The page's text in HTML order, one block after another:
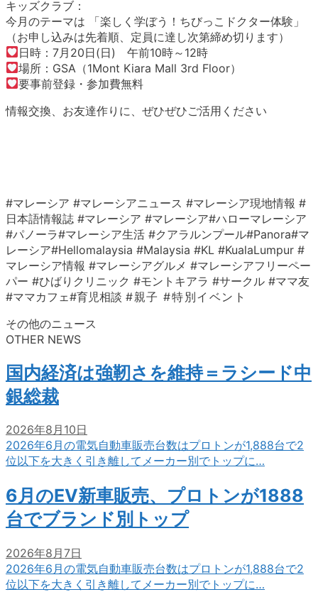
キッズクラブ：
今月のテーマは 「楽しく学ぼう！ちびっこドクター体験」
（お申し込みは先着順、定員に達し次第締め切ります）
日時：7月20日(日) 午前10時～12時
場所：GSA（1Mont Kiara Mall 3rd Floor）
要事前登録・参加費無料
情報交換、お友達作りに、ぜひぜひご活用ください
#マレーシア #マレーシアニュース #マレーシア現地情報 #
日本語情報誌 #マレーシア #マレーシア#ハローマレーシア
#パノーラ#マレーシア生活 #クアラルンプール#Panora#マ
レーシア#Hellomalaysia #Malaysia #KL #KualaLumpur #
マレーシア情報 #マレーシアグルメ #マレーシアフリーペー
パー #ひばりクリニック #モントキアラ #サークル #ママ友
#ママカフェ#育児相談 #親子 #特別イベント
その他のニュース
OTHER NEWS
国内経済は強靭さを維持＝ラシード中
銀総裁
2026年8月10日
2026年6月の電気自動車販売台数はプロトンが1,888台で2
位以下を大きく引き離してメーカー別でトップに…
6月のEV新車販売、プロトンが1888
台でブランド別トップ
2026年8月7日
2026年6月の電気自動車販売台数はプロトンが1,888台で2
位以下を大きく引き離してメーカー別でトップに…